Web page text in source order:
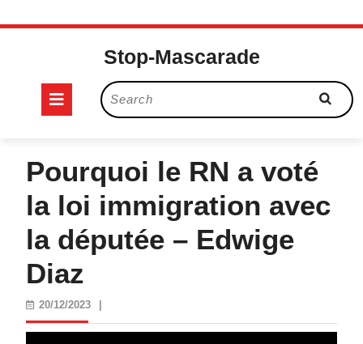
Skip
Stop-Mascarade
Open
Search
for:
Pourquoi le RN a voté
la loi immigration avec
la députée – Edwige
Diaz
20/12/202320/12/2023